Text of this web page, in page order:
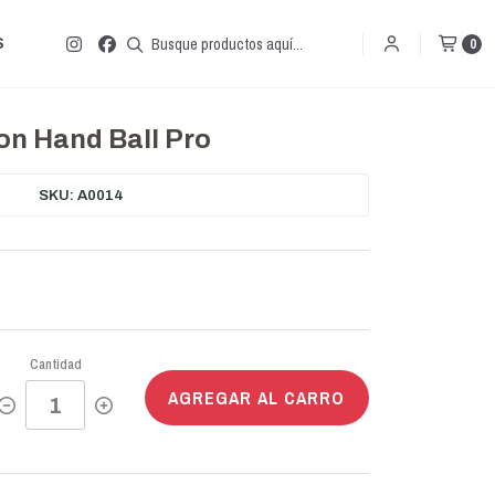
0
Hand Ball Pro
SKU: A0014
Cantidad
AGREGAR AL CARRO